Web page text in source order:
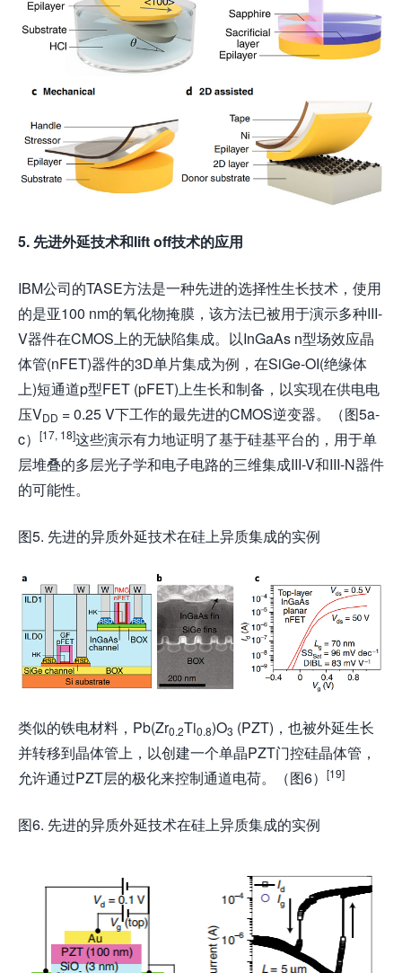
5. 先进外延技术和lift off技术的应用
IBM公司的TASE方法是一种先进的选择性生长技术，使用
的是亚100 nm的氧化物掩膜，该方法已被用于演示多种III-
V器件在CMOS上的无缺陷集成。以InGaAs n型场效应晶
体管(nFET)器件的3D单片集成为例，在SiGe-OI(绝缘体
上)短通道p型FET (pFET)上生长和制备，以实现在供电电
压VDD = 0.25 V下工作的最先进的CMOS逆变器。（图5a-
c） [17, 18]这些演示有力地证明了基于硅基平台的，用于单
层堆叠的多层光子学和电子电路的三维集成III-V和III-N器件
的可能性。
图5. 先进的异质外延技术在硅上异质集成的实例
类似的铁电材料，Pb(Zr0.2Ti0.8)O3 (PZT)，也被外延生长
并转移到晶体管上，以创建一个单晶PZT门控硅晶体管，
允许通过PZT层的极化来控制通道电荷。（图6） [19]
图6. 先进的异质外延技术在硅上异质集成的实例